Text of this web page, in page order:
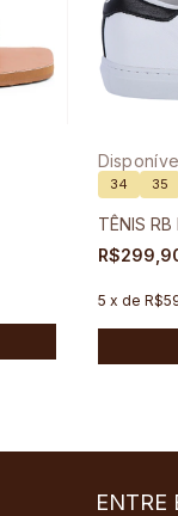
34 35
TÊNIS RB
5 x de
ENTRE